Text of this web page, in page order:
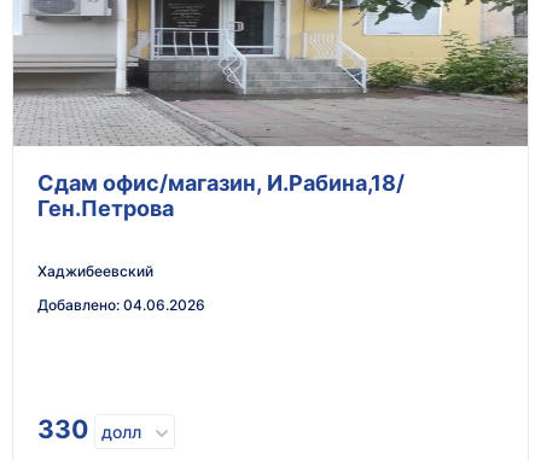
Сдам офис/магазин, И.Рабина,18/
Ген.Петрова
Хаджибеевский
Добавлено: 04.06.2026
330 долл